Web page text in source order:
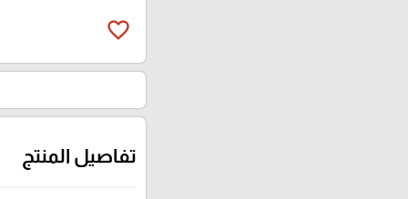
favorite_border
تفاصيل المنتج